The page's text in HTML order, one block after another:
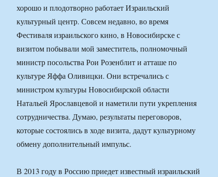
хорошо и плодотворно работает Израильский
культурный центр. Совсем недавно, во время
Фестиваля израильского кино, в Новосибирске с
визитом побывали мой заместитель, полномочный
министр посольства Рои Розенблит и атташе по
культуре Яффа Оливицки. Они встречались с
министром культуры Новосибирской области
Натальей Ярославцевой и наметили пути укрепления
сотрудничества. Думаю, результаты переговоров,
которые состоялись в ходе визита, дадут культурному
обмену дополнительный импульс.
В 2013 году в Россию приедет известный израильский